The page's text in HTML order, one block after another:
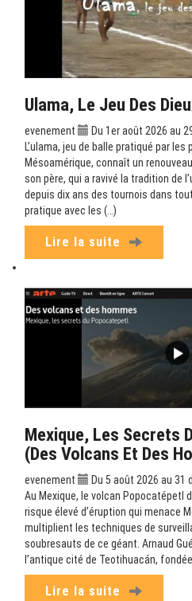
Ulama, Le Jeu Des
evenement
Du 1er août 2026 au
L’ulama, jeu de balle pratiqué par
Mésoamérique, connaît un
son père, qui a ravivé la tradition de
depuis dix ans des tournois dans
pratique avec les (…)
Lire la suite
Mexique, Les Secrets
(Des Volcans Et Des
evenement
Du 5 août 2026 au 31
Au Mexique, le volcan Popocatépetl
risque élevé d’éruption qui menace
multiplient les techniques de
soubresauts de ce géant. Arnaud
l’antique cité de Teotihuacán,
Lire la suite